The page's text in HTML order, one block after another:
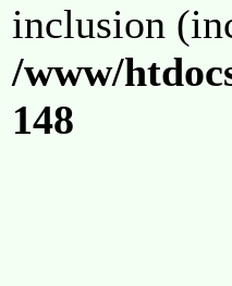
inclusion
/www/
148